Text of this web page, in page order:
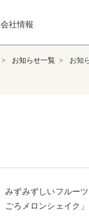
会社情報
> お知らせ一覧 > お知
みずみずしいフルー
ごろメロンシェイク」